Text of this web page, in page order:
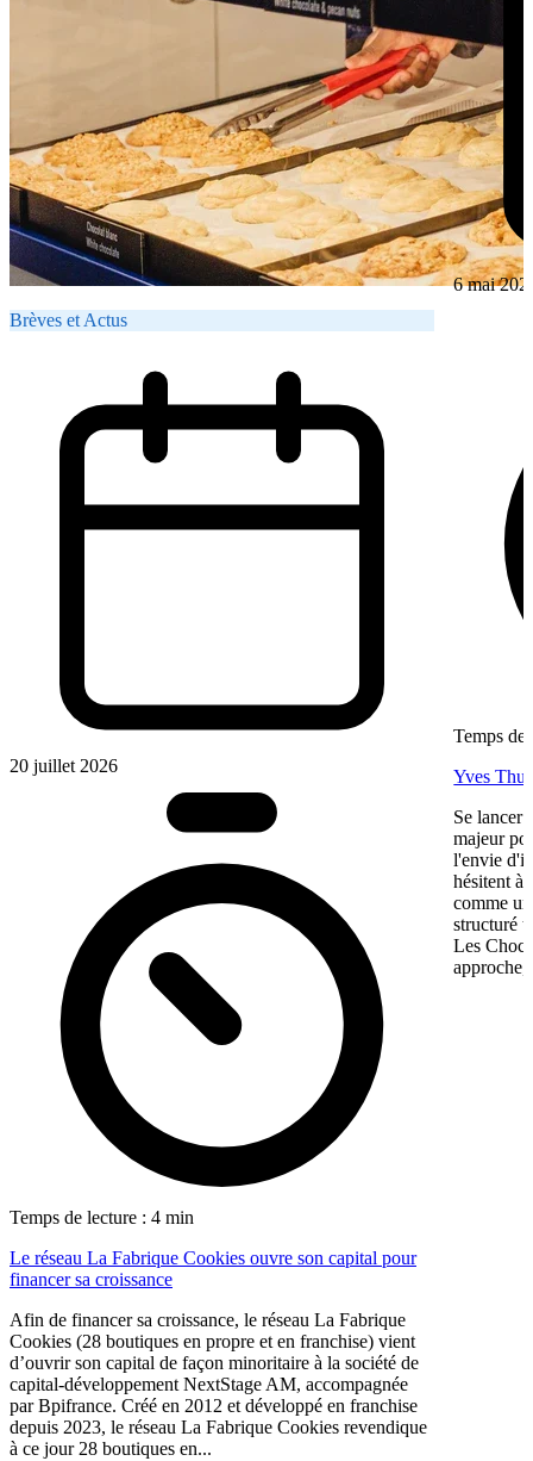
Brèves et Actus
20 juillet 2026
Temps de lecture : 4 min
Le réseau La Fabrique Cookies ouvre son capital pour
financer sa croissance
Afin de financer sa croissance, le réseau La Fabrique
Cookies (28 boutiques en propre et en franchise) vient
d’ouvrir son capital de façon minoritaire à la société de
capital-développement NextStage AM, accompagnée
par Bpifrance. Créé en 2012 et développé en franchise
depuis 2023, le réseau La Fabrique Cookies revendique
à ce jour 28 boutiques en...
6 mai
Temps de
Yves
Se lancer
majeur
l'envie
hésitent à
comme
structuré
Les
approche,